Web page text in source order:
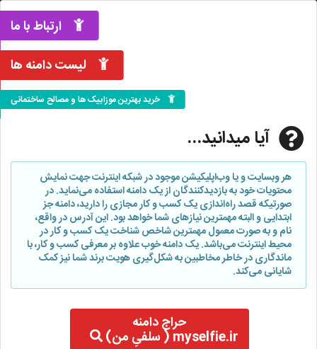
ارتباط با ما
لیست دامنه ها
خرید بهترین موزاییک ها و مصالح ساختمانی
آیا میدانید...
هر وبسایت و یا وب‌اپلیکیشن موجود در شبکه اینترنت جهت نمایش
محتویات خود به بازدیدکنندگان از یک دامنه استفاده می‌نماید. در
صورتیکه قصد راه‌اندازی یک کسب و کار مجازی را دارید، دامنه جز
ابتدایی و البته مهمترین نیازهای شما خواهد بود. این آدرس در واقع،
نام و به صورت معمول مهمترین شاخص شناخت یک کسب و کار در
محیط اینترنت می‌باشد. یک دامنه خوب علاوه بر معرفی کسب و کار، با
ماندگاری در خاطر مخاطبین به شکل‌گیری هویت برند شما نیز کمک
شایانی می‌کند.
حراج دامنه
myselfie.ir ( سلفیِ من)